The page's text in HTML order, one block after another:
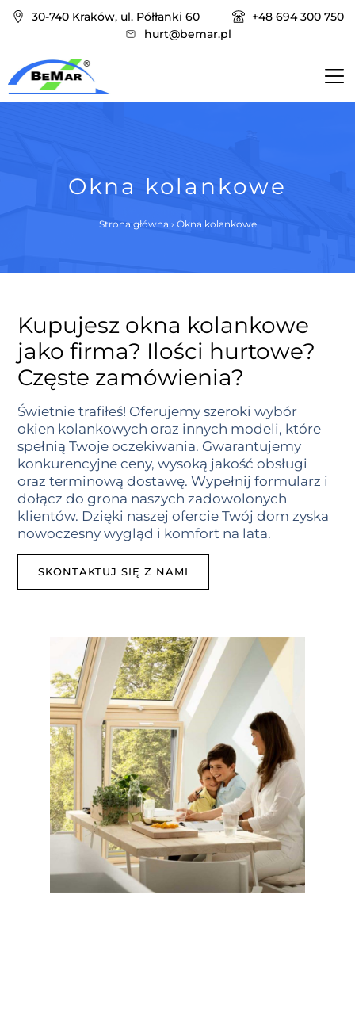
30-740 Kraków, ul. Półłanki 60
+48 694 300 750
hurt@bemar.pl
Okna kolankowe
Strona główna › Okna kolankowe
Kupujesz okna kolankowe
jako firma? Ilości hurtowe?
Częste zamówienia?
Świetnie trafiłeś! Oferujemy szeroki wybór
okien kolankowych oraz innych modeli, które
spełnią Twoje oczekiwania. Gwarantujemy
konkurencyjne ceny, wysoką jakość obsługi
oraz terminową dostawę. Wypełnij formularz i
dołącz do grona naszych zadowolonych
klientów. Dzięki naszej ofercie Twój dom zyska
nowoczesny wygląd i komfort na lata.
SKONTAKTUJ SIĘ Z NAMI